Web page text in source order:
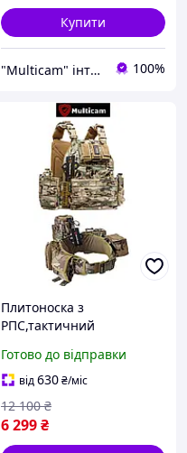
Купити
"Multicam" інтернет магазин 100%
Плитоноска з
РПС,тактичний
військовий жилет
розвантаження ТМ
MULTICAM X370 колір
мультикам, 5 підсумків, 3
вставки в
Готово до відправки
від630₴/міс
6 299₴
12 100 ₴